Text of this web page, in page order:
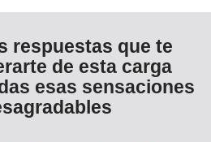
respuestas que te
de esta carga
esas sensaciones